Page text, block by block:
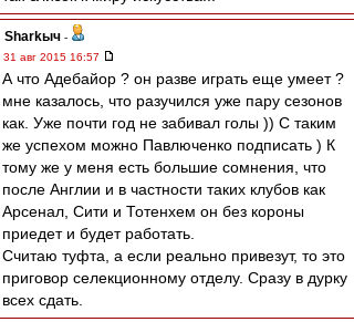
Sharkыч -
31 авг 2015 16:57
А что Адебайор ? он разве играть еще умеет ?
мне казалось, что разучился уже пару сезонов
как. Уже почти год не забивал голы )) С таким
же успехом можно Павлюченко подписать ) К
тому же у меня есть большие сомнения, что
после Англии и в частности таких клубов как
Арсенал, Сити и Тотенхем он без короны
приедет и будет работать.
Считаю туфта, а если реально привезут, то это
приговор селекционному отделу. Сразу в дурку
всех сдать.